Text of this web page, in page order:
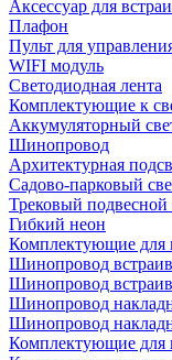
Аксессуар для
Плафон
Пульт для
WIFI модуль
Светодиодная лента
Комплектующие к
Аккумуляторный
Шинопровод
Архитектурная
Садово-парковый
Трековый подвесной
Гибкий неон
Комплектующие для
Шинопровод
Шинопровод
Шинопровод
Шинопровод
Комплектующие для